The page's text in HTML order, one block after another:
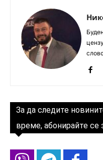
За да следите
време, абонирайте се